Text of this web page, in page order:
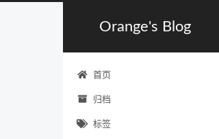
Orange's Blog
首页
归档
标签